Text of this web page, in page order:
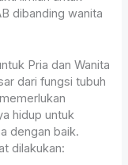
dibanding wanita
Pria dan Wanita
dari fungsi tubuh
hidup untuk
dengan baik.
dilakukan: